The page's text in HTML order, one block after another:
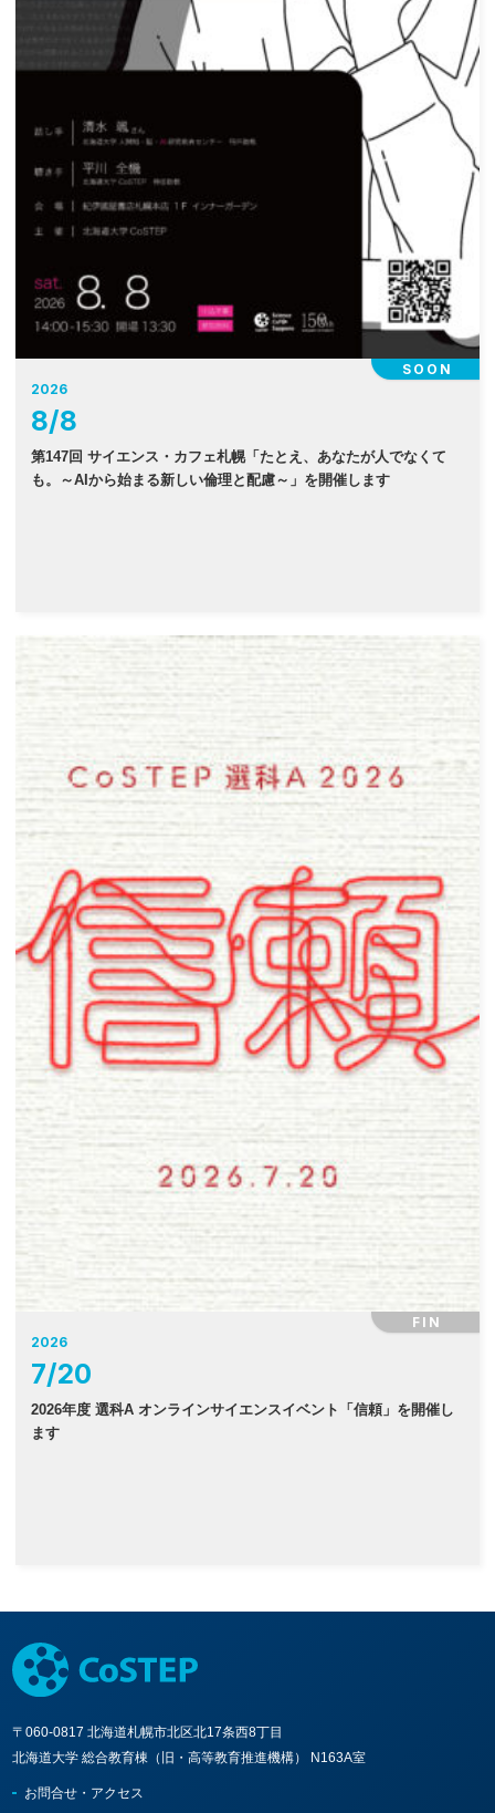
SOON
2026
8/8
第147回 サイエンス・カフェ札幌「たとえ、あなたが人でなくて
も。～AIから始まる新しい倫理と配慮～」を開催します
FIN
2026
7/20
2026年度 選科A オンラインサイエンスイベント「信頼」を開催し
ます
〒060-0817 北海道札幌市北区北17条西8丁目
北海道大学 総合教育棟（旧・高等教育推進機構） N163A室
お問合せ・アクセス